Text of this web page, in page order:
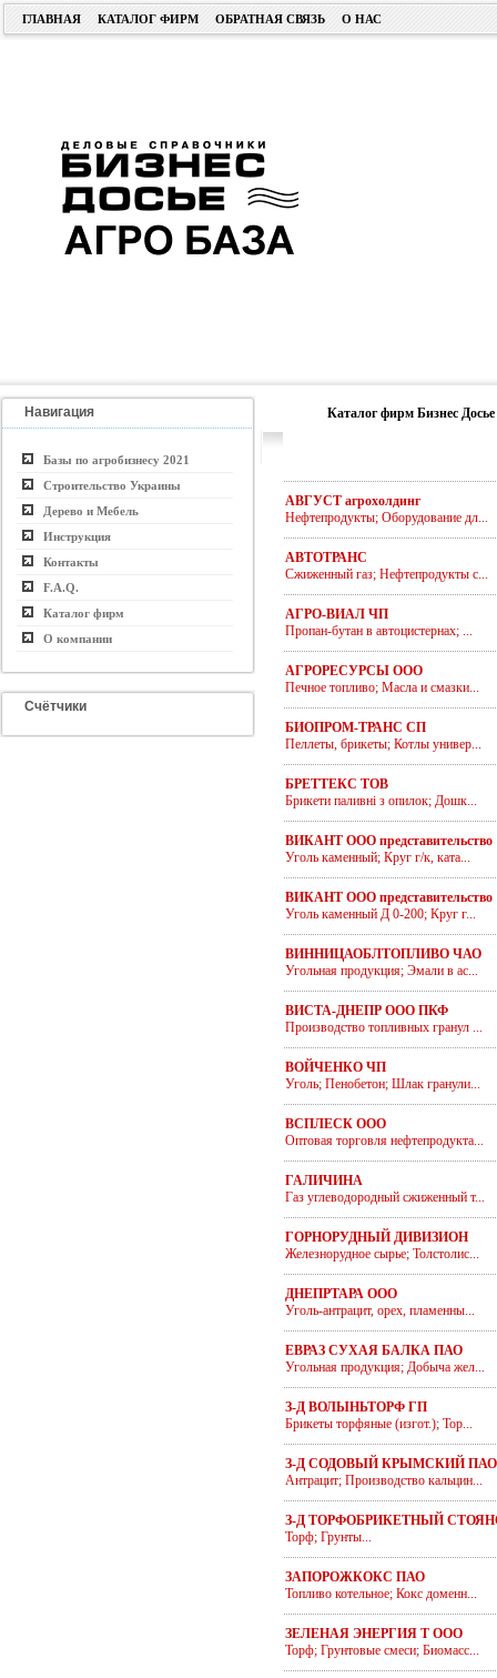
ГЛАВНАЯ КАТАЛОГ ФИРМ ОБРАТНАЯ СВЯЗЬ О НАС
Навигация
Базы по агробизнесу 2021
Строительство Украины
Дерево и Мебель
Инструкция
Контакты
F.A.Q.
Каталог фирм
О компании
Счётчики
Каталог фирм Бизнес Досье
АВГУСТ агрохолдинг
Нефтепродукты; Оборудование дл...
АВТОТРАНС
Сжиженный газ; Нефтепродукты с...
АГРО-ВИАЛ ЧП
Пропан-бутан в автоцистернах; ...
АГРОРЕСУРСЫ ООО
Печное топливо; Масла и смазки...
БИОПРОМ-ТРАНС СП
Пеллеты, брикеты; Котлы универ...
БРЕТТЕКС ТОВ
Брикети паливні з опилок; Дошк...
ВИКАНТ ООО представительство
Уголь каменный; Круг г/к, ката...
ВИКАНТ ООО представительство
Уголь каменный Д 0-200; Круг г...
ВИННИЦАОБЛТОПЛИВО ЧАО
Угольная продукция; Эмали в ас...
ВИСТА-ДНЕПР ООО ПКФ
Производство топливных гранул ...
ВОЙЧЕНКО ЧП
Уголь; Пенобетон; Шлак гранули...
ВСПЛЕСК ООО
Оптовая торговля нефтепродукта...
ГАЛИЧИНА
Газ углеводородный сжиженный т...
ГОРНОРУДНЫЙ ДИВИЗИОН
Железнорудное сырье; Толстолис...
ДНЕПРТАРА ООО
Уголь-антрацит, орех, пламенны...
ЕВРАЗ СУХАЯ БАЛКА ПАО
Угольная продукция; Добыча жел...
З-Д ВОЛЫНЬТОРФ ГП
Брикеты торфяные (изгот.); Тор...
З-Д СОДОВЫЙ КРЫМСКИЙ ПАО
Антрацит; Производство кальцин...
З-Д ТОРФОБРИКЕТНЫЙ
Торф; Грунты...
ЗАПОРОЖКОКС ПАО
Топливо котельное; Кокс доменн...
ЗЕЛЕНАЯ ЭНЕРГИЯ Т ООО
Торф; Грунтовые смеси; Биомасс...